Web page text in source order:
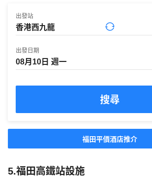
出發站
出發日期
搜尋
福田平價酒店推介
5.福田高鐵站設施